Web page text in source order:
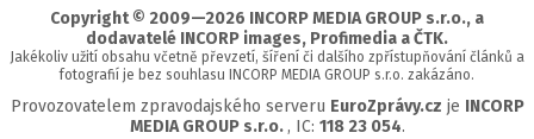
Copyright © 2009—2026 INCORP MEDIA GROUP s.r.o., a
dodavatelé INCORP images, Profimedia a ČTK.
Jakékoliv užití obsahu včetně převzetí, šíření či dalšího zpřístupňování článků a
fotografií je bez souhlasu INCORP MEDIA GROUP s.r.o. zakázáno.
Provozovatelem zpravodajského serveru EuroZprávy.cz je INCORP
MEDIA GROUP s.r.o. , IC: 118 23 054.